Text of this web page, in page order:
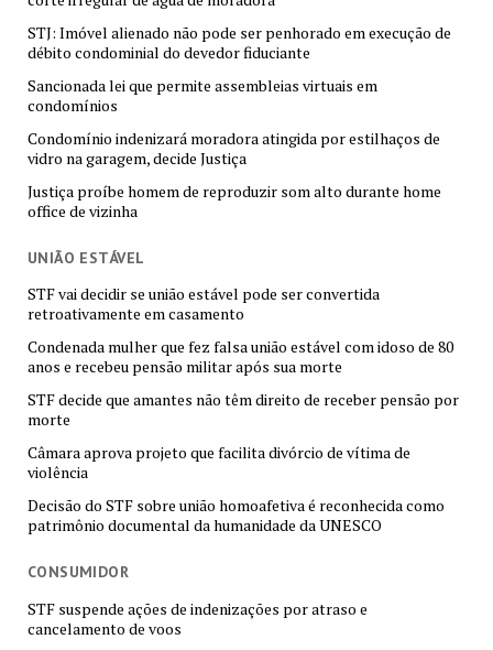
STJ: Imóvel alienado não pode ser penhorado em execução de
débito condominial do devedor fiduciante
Sancionada lei que permite assembleias virtuais em
condomínios
Condomínio indenizará moradora atingida por estilhaços de
vidro na garagem, decide Justiça
Justiça proíbe homem de reproduzir som alto durante home
office de vizinha
UNIÃO ESTÁVEL
STF vai decidir se união estável pode ser convertida
retroativamente em casamento
Condenada mulher que fez falsa união estável com idoso de 80
anos e recebeu pensão militar após sua morte
STF decide que amantes não têm direito de receber pensão por
morte
Câmara aprova projeto que facilita divórcio de vítima de
violência
Decisão do STF sobre união homoafetiva é reconhecida como
patrimônio documental da humanidade da UNESCO
CONSUMIDOR
STF suspende ações de indenizações por atraso e
cancelamento de voos